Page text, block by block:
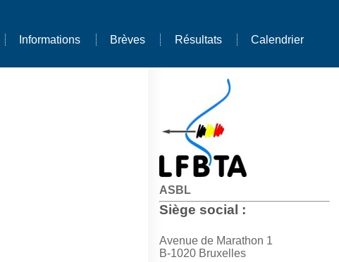
Informations Brèves Résultats Calendrier
ASBL
Siège social :
Avenue de Marathon 1
B-1020 Bruxelles